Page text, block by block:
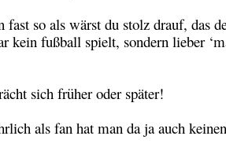
fast so als wärst du stolz drauf, das
kein fußball spielt, sondern lieber
sich früher oder später!
als fan hat man da ja auch